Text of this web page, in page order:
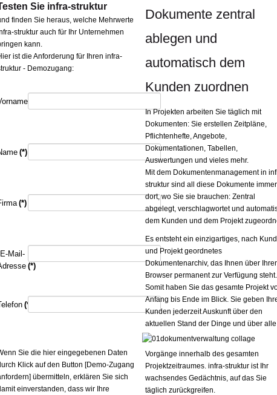
Sie infra-struktur
finden Sie heraus, welche Mehrwerte
struktur auch für Ihr Unternehmen
kann.
ist die Anforderung für Ihren infra-
- Demozugang:
(*)
(*)
E-Mail-
(*)
(*)
Sie die hier eingegebenen Daten
Klick auf den Button [Demo-Zugang
übermitteln, erklären Sie sich
einverstanden, dass wir Ihre
Dokumente zentral
ablegen und
automatisch dem
Kunden zuordnen
In Projekten arbeiten Sie täglich mit
Dokumenten: Sie erstellen Zeitpläne,
Pflichtenhefte, Angebote,
Dokumentationen, Tabellen,
Auswertungen und vieles mehr.
Mit dem Dokumentenmanagement in
struktur sind all diese Dokumente immer
dort, wo Sie sie brauchen: Zentral
abgelegt, verschlagwortet und
dem Kunden und dem Projekt
Es entsteht ein einzigartiges, nach
und Projekt geordnetes
Dokumentenarchiv, das Ihnen über
Browser permanent zur Verfügung steht.
Somit haben Sie das gesamte Projekt
Anfang bis Ende im Blick. Sie geben
Kunden jederzeit Auskunft über den
aktuellenStand der Dinge und über alle
Vorgänge innerhalb des gesamten
Projektzeitraumes. infra-struktur ist Ihr
wachsendes Gedächtnis, auf das Sie
täglich zurückgreifen.